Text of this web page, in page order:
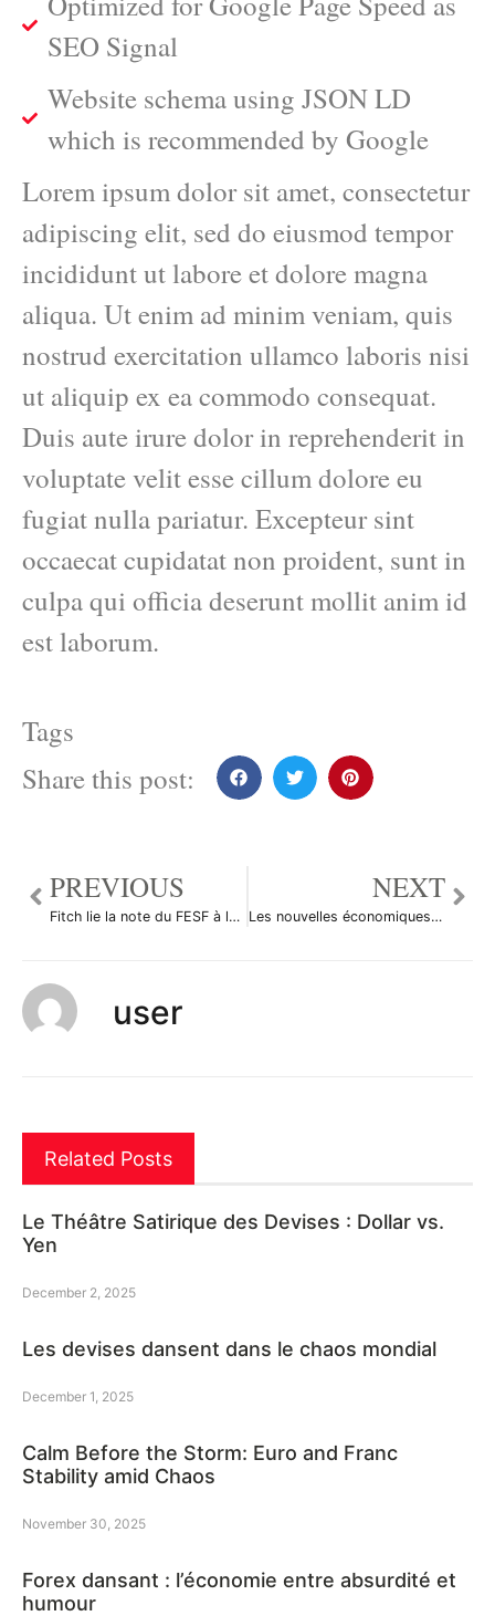
SEO Signal
Website schema using JSON LD
which is recommended by Google
Lorem ipsum dolor sit amet, consectetur
adipiscing elit, sed do eiusmod tempor
incididunt ut labore et dolore magna
aliqua. Ut enim ad minim veniam, quis
nostrud exercitation ullamco laboris nisi
ut aliquip ex ea commodo consequat.
Duis aute irure dolor in reprehenderit in
voluptate velit esse cillum dolore eu
fugiat nulla pariatur. Excepteur sint
occaecat cupidatat non proident, sunt in
culpa qui officia deserunt mollit anim id
est laborum.
Tags
Share this post:
PREVIOUS
Fitch lie la note du FESF à la note souveraine de la France
NEXT
Les nouvelles économiques du 21 décembre 2011
user
Related Posts
Le Théâtre Satirique des Devises : Dollar vs.
Yen
December 2, 2025
Les devises dansent dans le chaos mondial
December 1, 2025
Calm Before the Storm: Euro and Franc
Stability amid Chaos
November 30, 2025
Forex dansant : l’économie entre absurdité et
humour